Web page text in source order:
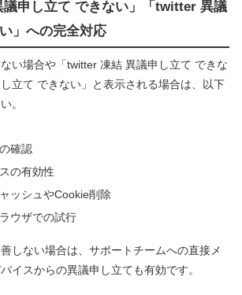
議申し立て できない」「twitter 異議
」への完全対応
い場合や「twitter 凍結 異議申し立て できな
立て できない」と表示される場合は、以下
。
確認
の有効性
ッシュやCookie削除
ウザでの試行
しない場合は、サポートチームへの直接メ
イスからの異議申し立ても有効です。